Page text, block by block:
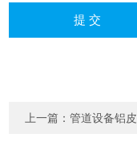
上一篇：管道设备铝